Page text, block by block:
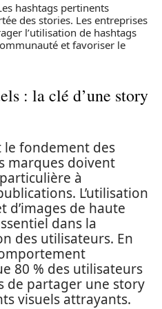
hashtags pertinents
des stories. Les entreprises
l’utilisation de hashtags
et favoriser le
: la clé d’une story
le fondement des
marques doivent
à
L’utilisation
d’images de haute
dans la
des utilisateurs. En
80 % des utilisateurs
de partager une story
visuels attrayants.